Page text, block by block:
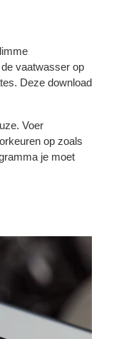
vaatwasser op
Deze download
Voer
op zoals
je moet